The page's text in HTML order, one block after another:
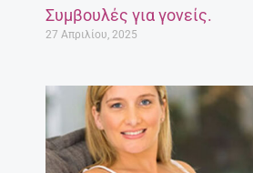
Συμβουλές για γονείς.
27 Απριλίου, 2025